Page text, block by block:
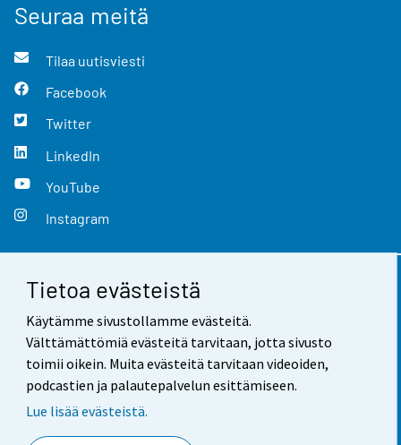
Tietoa evästeistä
Käytämme sivustollamme evästeitä.
Välttämättömiä evästeitä tarvitaan, jotta sivusto
toimii oikein. Muita evästeitä tarvitaan videoiden,
podcastien ja palautepalvelun esittämiseen.
Lue lisää evästeistä.
Seuraa meitä
Tilaa uutisviesti
Facebook
Twitter
LinkedIn
YouTube
Instagram
Yhteystiedot
Palaute
Käyttöehdot
Saavutettavuus